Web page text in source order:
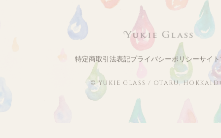
特定商取引法表記プライバシーポリシーサイ
© YUKIE GLASS / OTARU,